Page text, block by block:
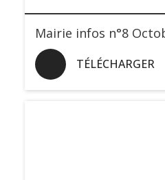
Mairie infos n°8
TÉLÉCHARGER